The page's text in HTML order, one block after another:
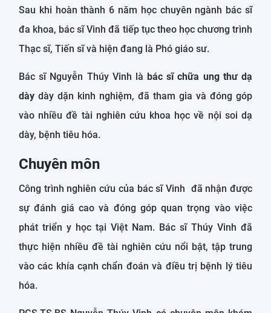
Sau khi hoàn thành 6 năm học chuyên ngành bác sĩ
đa khoa, bác sĩ Vinh đã tiếp tục theo học chương trình
Thạc sĩ, Tiến sĩ và hiện đang là Phó giáo sư.
Bác sĩ Nguyễn Thúy Vinh làbác sĩ chữa ung thư dạ
dày dày dặn kinh nghiệm, đã tham gia và đóng góp
vào nhiều đề tài nghiên cứu khoa học về nội soi dạ
dày, bệnh tiêu hóa.
Chuyên môn
Công trình nghiên cứu của bác sĩ Vinh đã nhận được
sự đánh giá cao và đóng góp quan trọng vào việc
phát triển y học tại Việt Nam. Bác sĩ Thúy Vinh đã
thực hiện nhiều đề tài nghiên cứu nổi bật, tập trung
vào các khía cạnh chẩn đoán và điều trị bệnh lý tiêu
hóa.